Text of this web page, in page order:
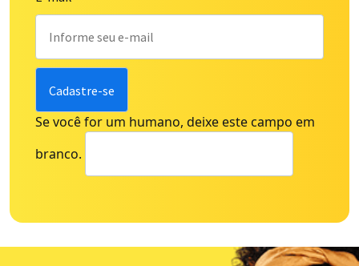
Se você for um humano, deixe este campo em
branco.